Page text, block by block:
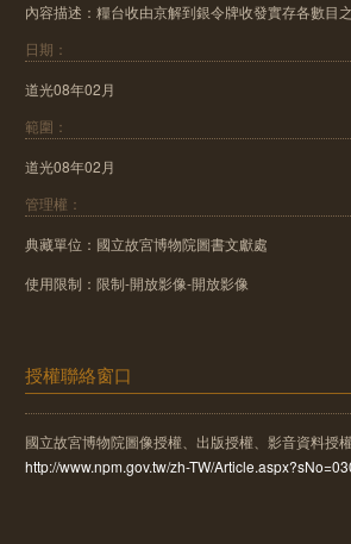
內容描述：糧台收由京解到銀令牌收發實存各數目
日期：
道光08年02月
範圍：
道光08年02月
管理權：
典藏單位：國立故宮博物院圖書文獻處
使用限制：限制-開放影像-開放影像
授權聯絡窗口
國立故宮博物院圖像授權、出版授權、影音資料授
http://www.npm.gov.tw/zh-TW/